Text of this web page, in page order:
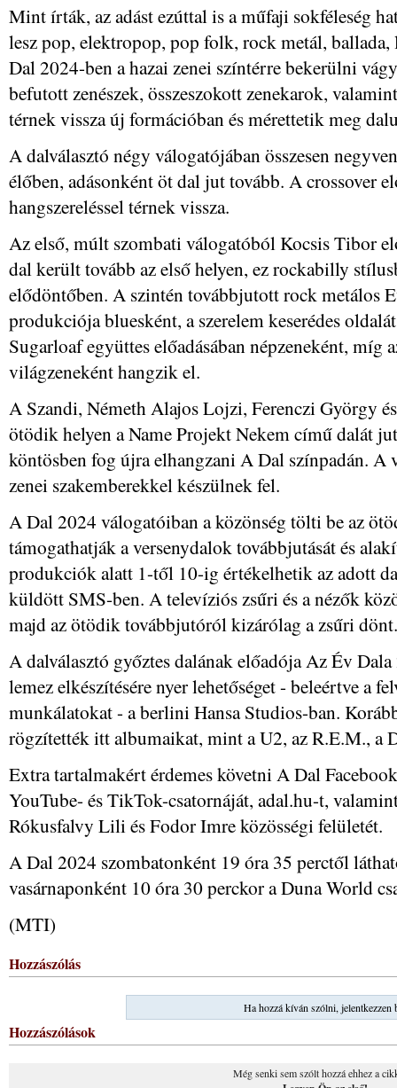
Mint írták, az adást ezúttal is a műfaji sokféleség
lesz pop, elektropop, pop folk, rock metál,
Dal 2024-ben a hazai zenei színtérre bekerülni
befutott zenészek, összeszokott zenekarok,
térnek vissza új formációban és mérettetik meg
A dalválasztó négy válogatójában összesen
élőben, adásonként öt dal jut tovább. A crossover
hangszereléssel térnek vissza.
Az első, múlt szombati válogatóból Kocsis Tibor
dal került tovább az első helyen, ez rockabilly
elődöntőben. A szintén továbbjutott rock metálos
produkciója bluesként, a szerelem keserédes
Sugarloaf együttes előadásában népzeneként,
világzeneként hangzik el.
A Szandi, Németh Alajos Lojzi, Ferenczi György
ötödik helyen a Name Projekt Nekem című dalát
köntösben fog újra elhangzani A Dal színpadán. A
zenei szakemberekkel készülnek fel.
A Dal 2024 válogatóiban a közönség tölti be az
támogathatják a versenydalok továbbjutását és
produkciók alatt 1-től 10-ig értékelhetik az adott
küldött SMS-ben. A televíziós zsűri és a nézők
majd az ötödik továbbjutóról kizárólag a zsűri dönt.
A dalválasztó győztes dalának előadója Az Év
lemez elkészítésére nyer lehetőséget - beleértve a
munkálatokat - a berlini Hansa Studios-ban.
rögzítették itt albumaikat, mint a U2, az R.E.M., a
Extra tartalmakért érdemes követni A Dal
YouTube- és TikTok-csatornáját, adal.hu-t,
Rókusfalvy Lili és Fodor Imre közösségi felületét.
A Dal 2024 szombatonként 19 óra 35 perctől
vasárnaponként 10 óra 30 perckor a Duna World
(MTI)
Hozzászólás
Ha hozzá kíván szólni, jelentkezzen
Hozzászólások
Még senki sem szólt hozzá ehhez a